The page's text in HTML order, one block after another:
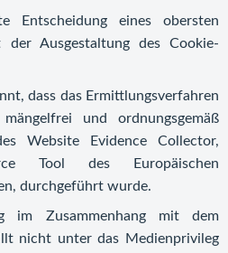
eines obersten
Ausgestaltung des Cookie-
dass das Ermittlungsverfahren
und ordnungsgemäß
Website Evidence Collector,
Tool des Europäischen
durchgeführt wurde.
im Zusammenhang mit dem
nicht unter das Medienprivileg